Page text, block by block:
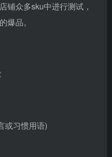
铺众多sku中进行测试，
爆品。
或习惯用语)